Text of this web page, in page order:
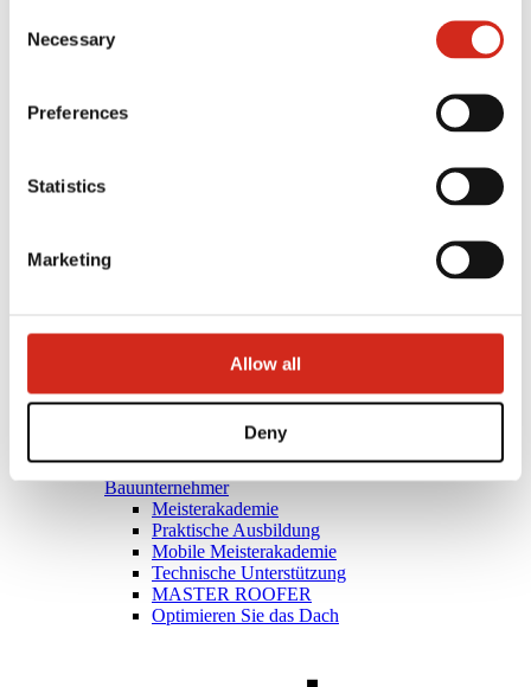
121387608.
Selection
Necessary
Preferences
Statistics
Marketing
Allow all
Deny
Bauunternehmer
Meisterakademie
Praktische Ausbildung
Mobile Meisterakademie
Technische Unterstützung
MASTER ROOFER
Optimieren Sie das Dach